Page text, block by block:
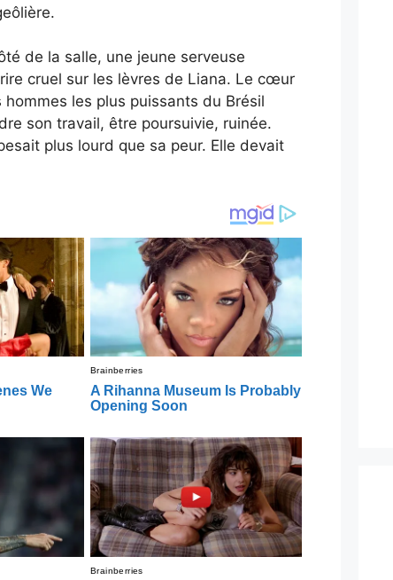
de la salle, une jeune serveuse
cruel sur les lèvres de Liana. Le cœur
hommes les plus puissants du Brésil
son travail, être poursuivie, ruinée.
plus lourd que sa peur. Elle devait